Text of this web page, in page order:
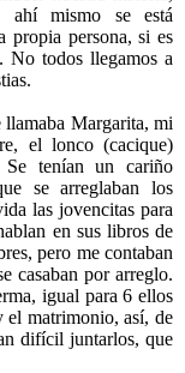
ahí mismo se está
propia persona, si es
No todos llegamos a
llamaba Margarita, mi
el lonco (cacique)
Se tenían un cariño
se arreglaban los
las jovencitas para
en sus libros de
pero me contaban
casaban por arreglo.
igual para 6 ellos
el matrimonio, así, de
difícil juntarlos, que